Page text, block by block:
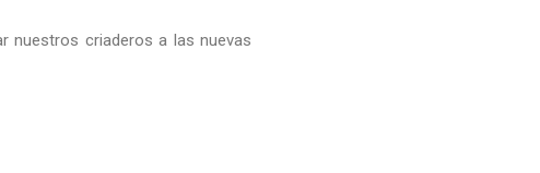
nuestros criaderos a las nuevas